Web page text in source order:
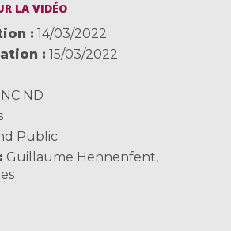
LA VIDÉO
14/03/2022
15/03/2022
NC ND
Public
Guillaume Hennenfent,